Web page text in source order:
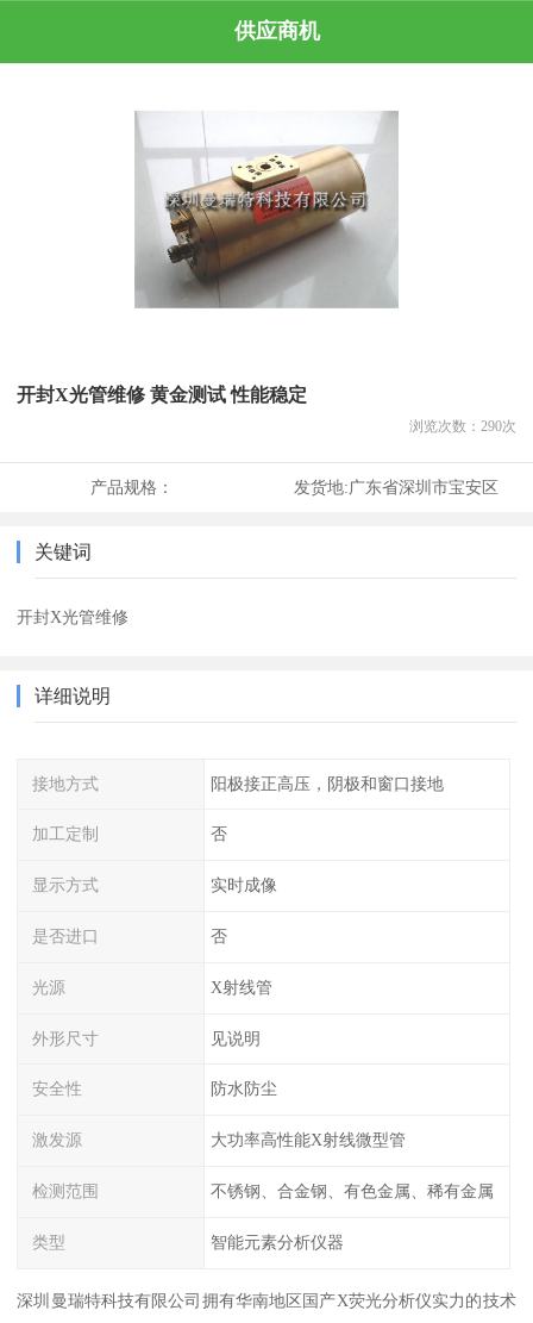
供应商机
开封X光管维修 黄金测试 性能稳定
浏览次数： 290次
产品规格： 发货地:广东省深圳市宝安区
关键词
开封X光管维修
详细说明
接地方式 阳极接正高压，阴极和窗口接地
加工定制 否
显示方式 实时成像
是否进口 否
光源 X射线管
外形尺寸 见说明
安全性 防水防尘
激发源 大功率高性能X射线微型管
检测范围 不锈钢、合金钢、有色金属、稀有金属
类型 智能元素分析仪器
深圳曼瑞特科技有限公司拥有华南地区国产X荧光分析仪实力的技术